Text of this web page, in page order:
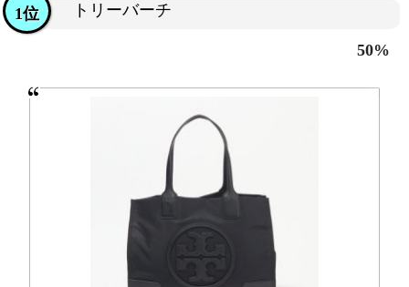
トリーバーチ
1位
50%